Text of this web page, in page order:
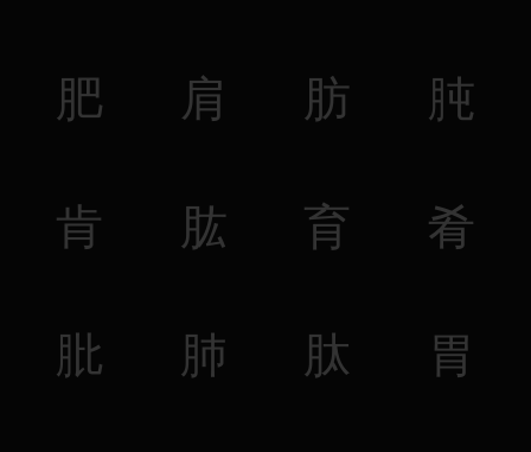
肥 肩 肪 肫
肯 肱 育 肴
肶 肺 肽 胃